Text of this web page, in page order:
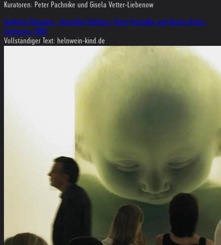
Kuratoren: Peter Pachnike und Gisela Vetter-Liebenow
Gottfried Helnwein - Beautiful Children, Peter Pachnike und Gisela Vetter-
Liebenow, 2005
Vollständiger Text: helnwein-kind.de